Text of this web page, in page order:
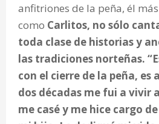
anfitriones de la peña, él
como Carlitos, no sólo
toda clase de historias y
las tradiciones norteñas.
con el cierre de la peña,
dos décadas me fui a vivir
me casé y me hice cargo